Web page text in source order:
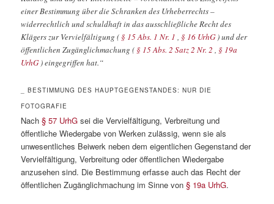
einer Bestimmung über die Schranken des Urheberrechts –
widerrechtlich und schuldhaft in das ausschließliche Recht des
Klägers zur Vervielfältigung ( § 15 Abs. 1 Nr. 1 , § 16 UrhG ) und der
öffentlichen Zugänglichmachung ( § 15 Abs. 2 Satz 2 Nr. 2 , § 19a
UrhG ) eingegriffen hat.“
_ BESTIMMUNG DES HAUPTGEGENSTANDES: NUR DIE
FOTOGRAFIE
Nach§ 57 UrhG sei die Vervielfältigung, Verbreitung und
öffentliche Wiedergabe von Werken zulässig, wenn sie als
unwesentliches Beiwerk neben dem eigentlichen Gegenstand der
Vervielfältigung, Verbreitung oder öffentlichen Wiedergabe
anzusehen sind. Die Bestimmung erfasse auch das Recht der
öffentlichen Zugänglichmachung im Sinne von§ 19a UrhG.